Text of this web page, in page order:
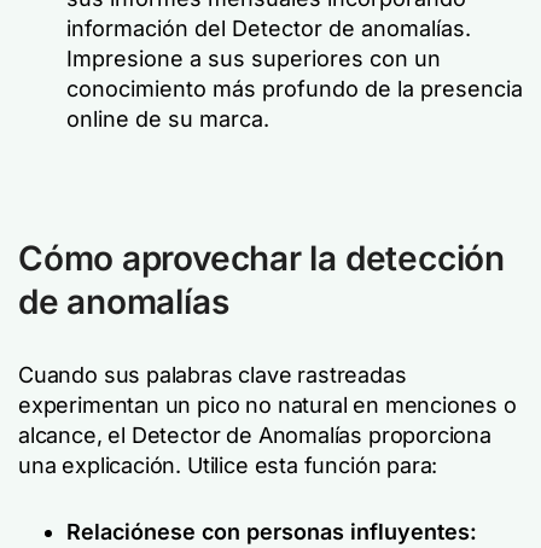
información del Detector de anomalías.
Impresione a sus superiores con un
conocimiento más profundo de la presencia
online de su marca.
Cómo aprovechar la detección
de anomalías
Cuando sus palabras clave rastreadas
experimentan un pico no natural en menciones o
alcance, el Detector de Anomalías proporciona
una explicación. Utilice esta función para:
Relaciónese con personas influyentes: